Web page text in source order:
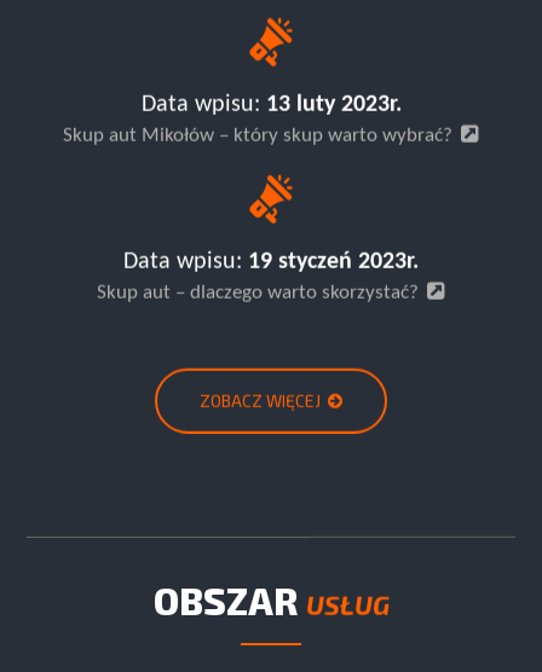
Data wpisu: 13 luty 2023r.
Skup aut Mikołów – który skup warto wybrać?
Data wpisu: 19 styczeń 2023r.
Skup aut – dlaczego warto skorzystać?
ZOBACZ WIĘCEJ
OBSZAR USŁUG